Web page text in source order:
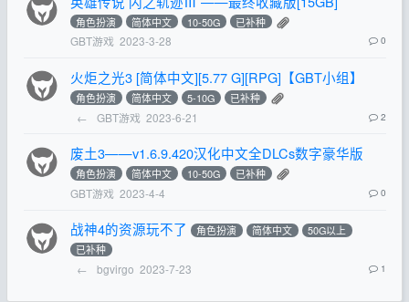
角色扮演 简体中文 10-50G 已补种
GBT游戏 2023-3-28 0
火炬之光3 [简体中文][5.77 G][RPG]【GBT小组】
角色扮演 简体中文 5-10G 已补种
← GBT游戏 2023-6-21 2
废土3——v1.6.9.420汉化中文全DLCs数字豪华版
角色扮演 简体中文 10-50G 已补种
GBT游戏 2023-4-4 0
战神4的资源玩不了 角色扮演 简体中文
50G以上
已补种
← bgvirgo 2023-7-23 1